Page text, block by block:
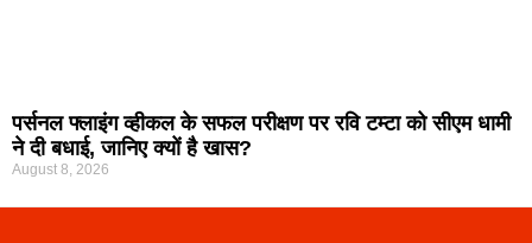
पर्सनल फ्लाइंग व्हीकल के सफल परीक्षण पर रवि टम्टा को सीएम धामी
ने दी बधाई, जानिए क्यों है खास?
August 8, 2026